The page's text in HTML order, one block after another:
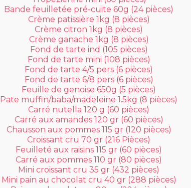
Bande feuilletée pré-cuite 60g (24 pièces)
Crème patissière 1kg (8 pièces)
Crème citron 1kg (8 pièces)
Crème ganache 1kg (8 pièces)
Fond de tarte ind (105 pièces)
Fond de tarte mini (108 pièces)
Fond de tarte 4/5 pers (6 pièces)
Fond de tarte 6/8 pers (6 pièces)
Feuille de genoise 650g (5 pièces)
Pate muffin/baba/madeleine 1.5kg (8 pièces)
Carré nutella 120 g (60 pièces)
Carré aux amandes 120 gr (60 pièces)
Chausson aux pommes 115 gr (120 pièces)
Croissant cru 70 gr (216 Pièces)
Feuilleté aux raisins 115 gr (60 pièces)
Carré aux pommes 110 gr (80 pièces)
Mini croissant cru 35 gr (432 pièces)
Mini pain au chocolat cru 40 gr (288 pièces)